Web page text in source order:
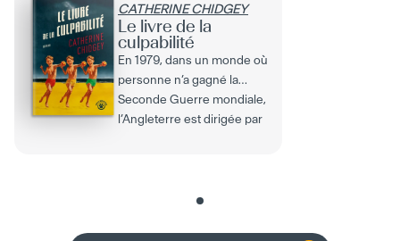
CATHERINE CHIDGEY
Le livre de la
culpabilité
En 1979, dans un monde où
personne n’a gagné la
Seconde Guerre mondiale,
l’Angleterre est dirigée par